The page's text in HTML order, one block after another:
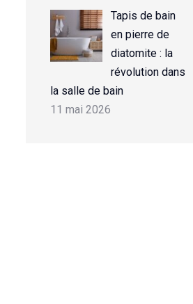
Tapis de bain
en pierre de
diatomite : la
révolution dans
la salle de bain
11 mai 2026